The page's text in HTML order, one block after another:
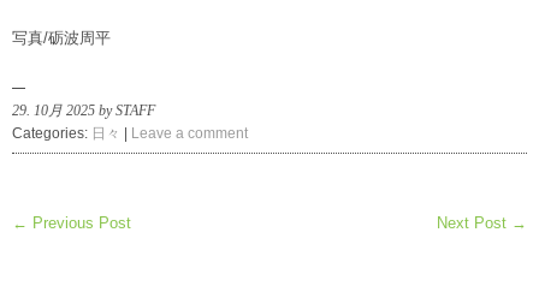
写真/砺波周平
29. 10月 2025 by STAFF
Categories: 日々 | Leave a comment
← Previous Post Next Post →